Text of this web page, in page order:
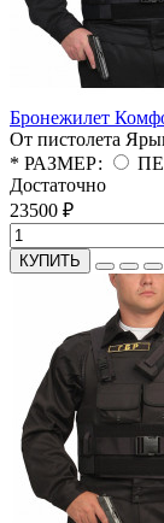
Бронежилет
От пистолета
* РАЗМЕР:
Достаточно
23500 ₽
КУПИТЬ